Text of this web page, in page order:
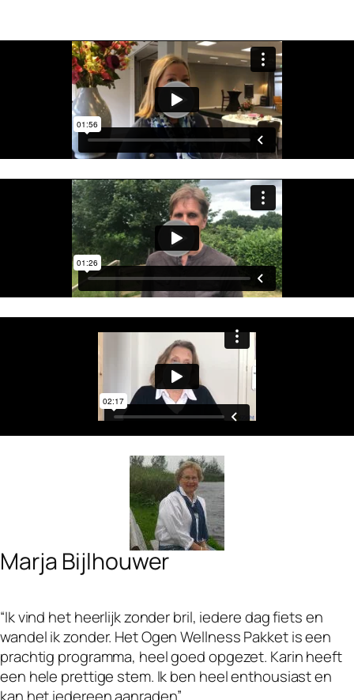
Marja Bijlhouwer
“Ik vind het heerlijk zonder bril, iedere dag fiets en
wandel ik zonder. Het Ogen Wellness Pakket is een
prachtig programma, heel goed opgezet. Karin heeft
een hele prettige stem. Ik ben heel enthousiast en
kan het iedereen aanraden”